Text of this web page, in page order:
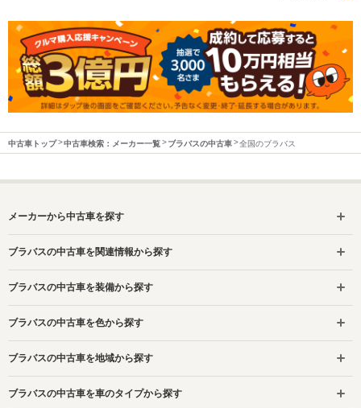
中古車トップ 中古車検索：メーカー一覧 ブラバスの中古車 全国のブラバス
メーカーから中古車を探す
ブラバスの中古車を関連情報から探す
ブラバスの中古車を装備から探す
ブラバスの中古車を色から探す
ブラバスの中古車を地域から探す
ブラバスの中古車を車のタイプから探す